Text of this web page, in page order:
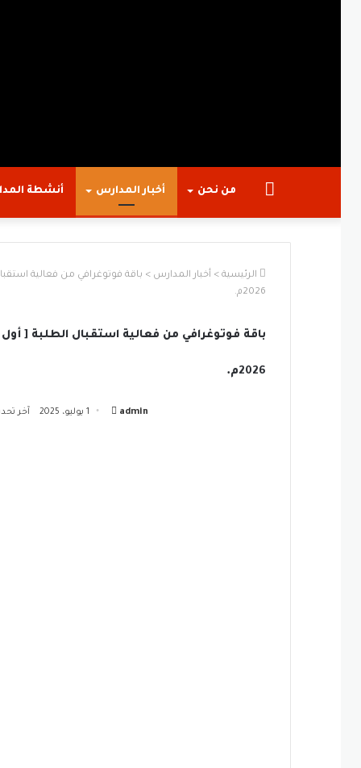
الرئيسيةمن نحن أخبار المدارس أنشطة
الرئيسية > أخبار المدارس >
2026م.
2026م.
admin
أرسل 1 يوليو، 2025 آخر تحديث: 5